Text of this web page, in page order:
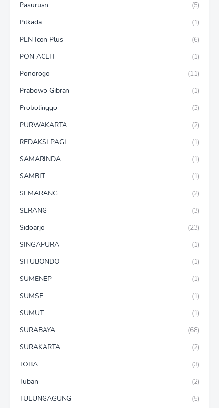
Pasuruan
(5)
Pilkada
(1)
PLN Icon Plus
(6)
PON ACEH
(1)
Ponorogo
(11)
Prabowo Gibran
(1)
Probolinggo
(3)
PURWAKARTA
(2)
REDAKSI PAGI
(1)
SAMARINDA
(1)
SAMBIT
(1)
SEMARANG
(2)
SERANG
(3)
Sidoarjo
(23)
SINGAPURA
(1)
SITUBONDO
(1)
SUMENEP
(1)
SUMSEL
(1)
SUMUT
(1)
SURABAYA
(68)
SURAKARTA
(2)
TOBA
(3)
Tuban
(2)
TULUNGAGUNG
(5)